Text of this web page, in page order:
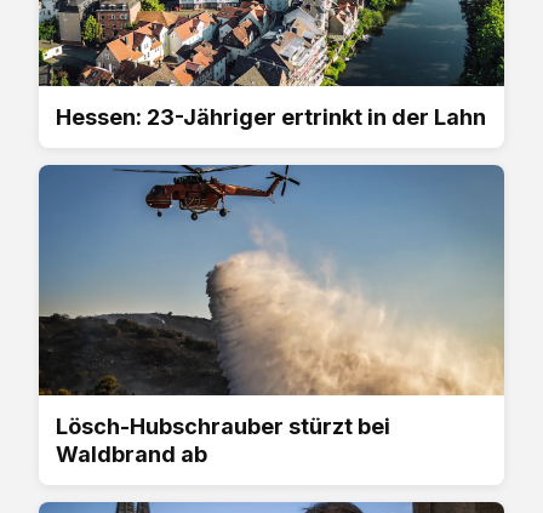
Hessen: 23-Jähriger ertrinkt in der Lahn
Lösch-Hubschrauber stürzt bei
Waldbrand ab